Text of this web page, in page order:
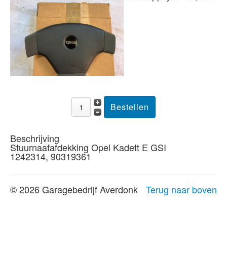
Contact
Beschrijving
Stuurnaafafdekking Opel Kadett E GSI
1242314, 90319361
Terug naar boven
© 2026 Garagebedrijf Averdonk